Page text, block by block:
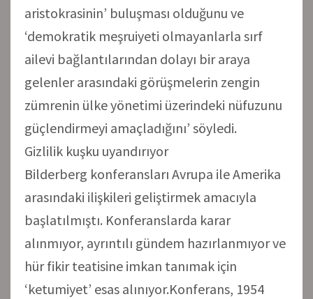
aristokrasinin’ buluşması olduğunu ve
‘demokratik meşruiyeti olmayanlarla sırf
ailevi bağlantılarından dolayı bir araya
gelenler arasındaki görüşmelerin zengin
zümrenin ülke yönetimi üzerindeki nüfuzunu
güçlendirmeyi amaçladığını’ söyledi.
Gizlilik kuşku uyandırıyor
Bilderberg konferansları Avrupa ile Amerika
arasındaki ilişkileri geliştirmek amacıyla
başlatılmıştı. Konferanslarda karar
alınmıyor, ayrıntılı gündem hazırlanmıyor ve
hür fikir teatisine imkan tanımak için
‘ketumiyet’ esas alınıyor.Konferans, 1954